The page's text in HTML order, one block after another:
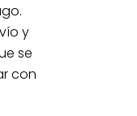
y
se
con